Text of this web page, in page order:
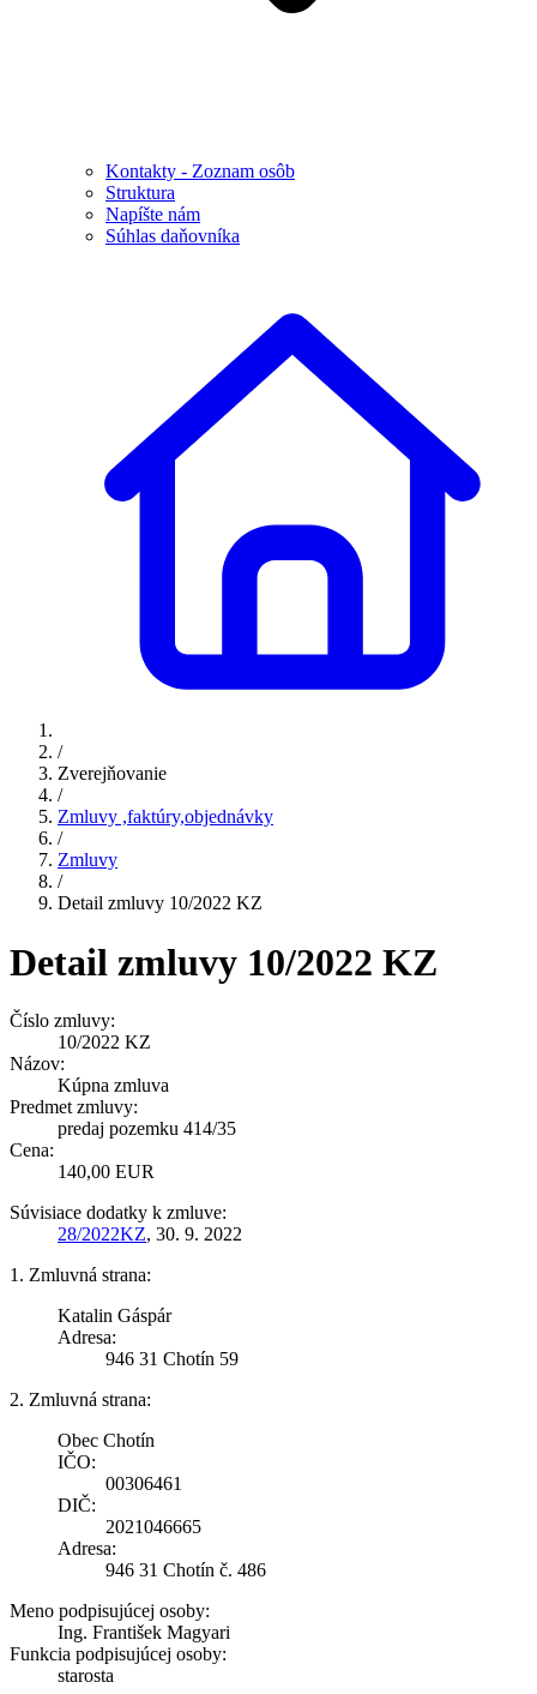
Kontakty - Zoznam osôb
Struktura
Napíšte nám
Súhlas daňovníka
/
Zverejňovanie
/
Zmluvy ,faktúry,objednávky
/
Zmluvy
/
Detail zmluvy 10/2022 KZ
Detail zmluvy 10/2022 KZ
Číslo zmluvy:
10/2022 KZ
Názov:
Kúpna zmluva
Predmet zmluvy:
predaj pozemku 414/35
Cena:
140,00 EUR
Súvisiace dodatky k zmluve:
28/2022KZ, 30. 9. 2022
1. Zmluvná strana:
Katalin Gáspár
Adresa:
946 31 Chotín 59
2. Zmluvná strana:
Obec Chotín
IČO:
00306461
DIČ:
2021046665
Adresa:
946 31 Chotín č. 486
Meno podpisujúcej osoby:
Ing. František Magyari
Funkcia podpisujúcej osoby:
starosta